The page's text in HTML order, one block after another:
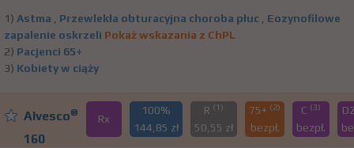
1) Astma , Przewlekła obturacyjna choroba płuc , Eozynofilowe
zapalenie oskrzeli Pokaż wskazania z ChPL
2) Pacjenci 65+
3) Kobiety w ciąży
Alvesco®
160
Rx
100%
144,85 zł
R (1)
50,55 zł
75+ (2)
bezpł.
C (3)
bezpł.